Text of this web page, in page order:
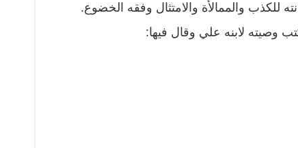
للكذب والممالأة والامتثال وفقه الخضوع.
وصيته لابنه علي وقال فيها: